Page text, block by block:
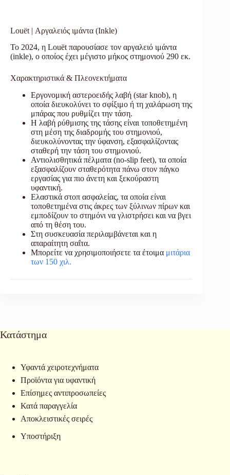
Louët | Αργαλειός ιμάντα (Inkle)
Το 2024, η Louët παρουσίασε τον αργαλειό ιμάντα
(inkle), ο οποίος έχει μέγιστο μήκος στημονιού 290 εκ.
Χαρακτηριστικά & Πλεονεκτήματα
Εργονομική αστεροειδής λαβή (star knob), η
οποία διευκολύνει το σφίξιμο ή τη χαλάρωση της
μπάρας που ρυθμίζει την τάση.
Η λαβή ρύθμισης της τάσης είναι τοποθετημένη
στη μέση της διαδρομής του στημονιού,
διευκολύνοντας την ύφανση, εξασφαλίζοντας
σταθερή την τάση του στημονιού.
Αντιολισθητικά πέλματα (no-slip feet), τα οποία
εξασφαλίζουν σταθερότητα πάνω στον πάγκο
εργασίας για πιο άνετη και ξεκούραστη
υφαντική.
Ελαστικά στοπ ασφαλείας, τα οποία είναι
τοποθετημένα στις άκρες των ξύλινων πίρων και
εμποδίζουν το στημόνι να γλιστρήσει και να βγει
από τη θέση του.
Στη συσκευασία περιλαμβάνεται και η
απαραίτητη σαΐτα.
Μπορείτε να χρησιμοποιήσετε τα έτοιμα μιτάρια
των 150 χιλ.
Κατάστημα
Υφαντά χειροτεχνήματα
Προϊόντα για υφαντική
Επίσημες αντιπροσωπείες
Κατά παραγγελία
Αποκλειστικές σειρές
Υποστήριξη